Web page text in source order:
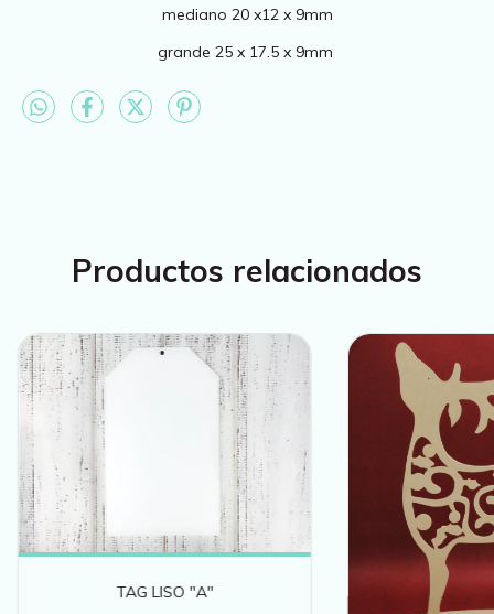
mediano 20 x12 x 9mm
grande 25 x 17.5 x 9mm
Productos relacionados
TAG LISO "A"